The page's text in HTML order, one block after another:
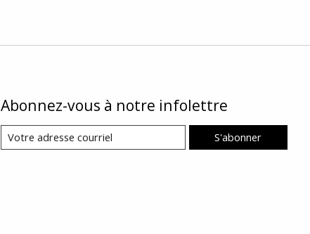
Abonnez-vous à notre infolettre
S'abonner